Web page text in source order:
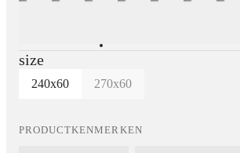
size
240x60 270x60
PRODUCTKENMERKEN